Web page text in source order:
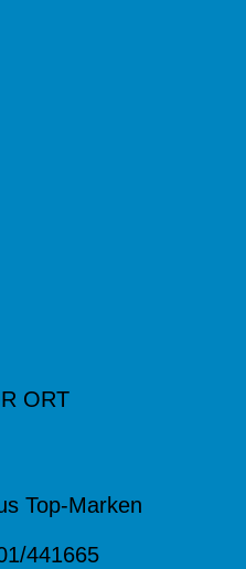
ORT
Top-Marken
441665